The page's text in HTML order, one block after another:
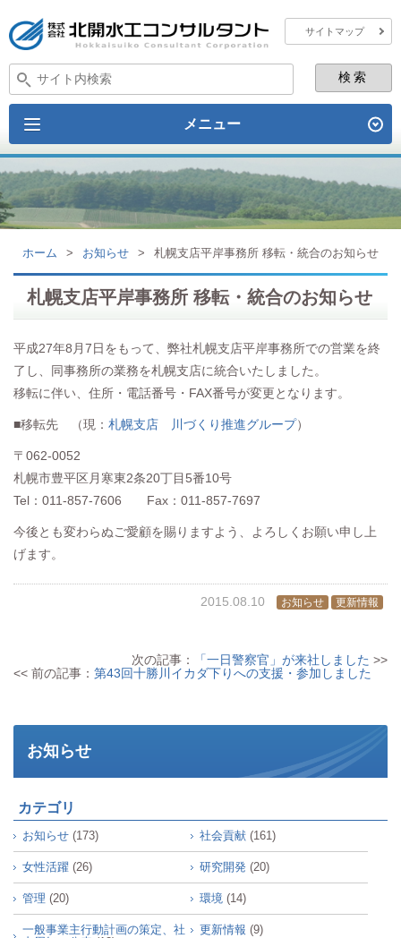
サイトマップ
メニュー
ホーム > お知らせ > 札幌支店平岸事務所 移転・統合のお知らせ
札幌支店平岸事務所 移転・統合のお知らせ
平成27年8月7日をもって、弊社札幌支店平岸事務所での営業を終
了し、同事務所の業務を札幌支店に統合いたしました。
移転に伴い、住所・電話番号・FAX番号が変更となります。
■移転先 （現： 札幌支店 川づくり推進グループ）
〒062-0052
札幌市豊平区月寒東2条20丁目5番10号
Tel：011-857-7606 Fax：011-857-7697
今後とも変わらぬご愛顧を賜りますよう、よろしくお願い申し上
げます。
2015.08.10 お知らせ 更新情報
次の記事： 「一日警察官」が来社しました >>
<< 前の記事： 第43回十勝川イカダ下りへの支援・参加しました
お知らせ
カテゴリ
お知らせ (173) 社会貢献 (161)
女性活躍 (26) 研究開発 (20)
管理 (20) 環境 (14)
一般事業主行動計画の策定、社
更新情報 (9)